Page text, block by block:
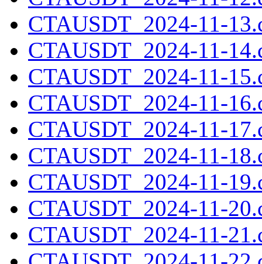
CTAUSDT_2024-11-
CTAUSDT_2024-11-
CTAUSDT_2024-11-
CTAUSDT_2024-11-
CTAUSDT_2024-11-
CTAUSDT_2024-11-
CTAUSDT_2024-11-
CTAUSDT_2024-11-
CTAUSDT_2024-11-